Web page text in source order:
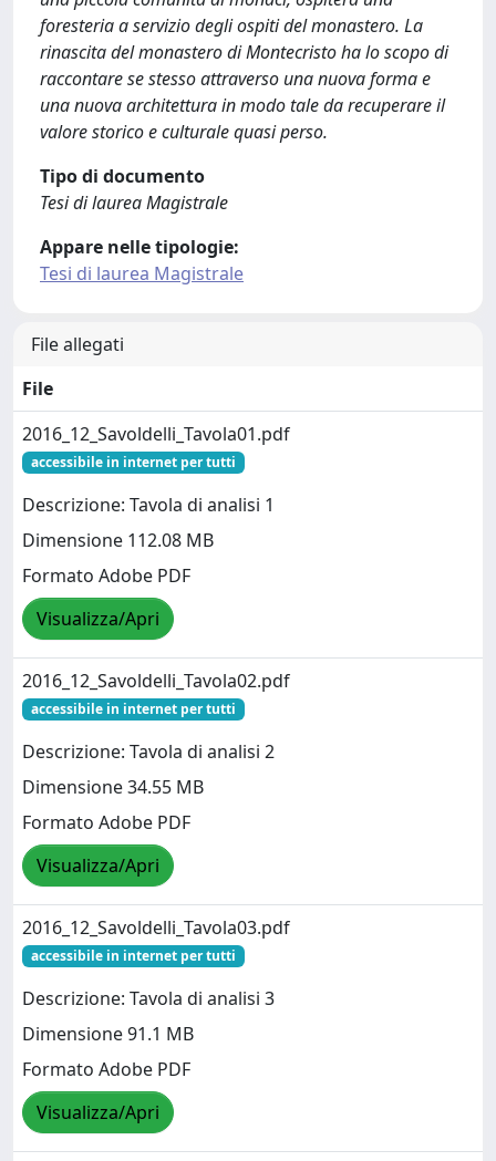
foresteria a servizio degli ospiti del monastero. La
rinascita del monastero di Montecristo ha lo scopo di
raccontare se stesso attraverso una nuova forma e
una nuova architettura in modo tale da recuperare il
valore storico e culturale quasi perso.
Tipo di documento
Tesi di laurea Magistrale
Appare nelle tipologie:
Tesi di laurea Magistrale
File allegati
File
2016_12_Savoldelli_Tavola01.pdf
accessibile in internet per tutti
Descrizione: Tavola di analisi 1
Dimensione 112.08 MB
Formato Adobe PDF
Visualizza/Apri
2016_12_Savoldelli_Tavola02.pdf
accessibile in internet per tutti
Descrizione: Tavola di analisi 2
Dimensione 34.55 MB
Formato Adobe PDF
Visualizza/Apri
2016_12_Savoldelli_Tavola03.pdf
accessibile in internet per tutti
Descrizione: Tavola di analisi 3
Dimensione 91.1 MB
Formato Adobe PDF
Visualizza/Apri